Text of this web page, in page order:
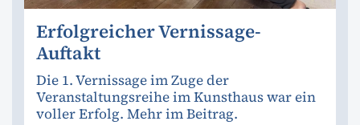
Erfolgreicher Vernissage-
Auftakt
Die 1. Vernissage im Zuge der
Veranstaltungsreihe im Kunsthaus war ein
voller Erfolg. Mehr im Beitrag.